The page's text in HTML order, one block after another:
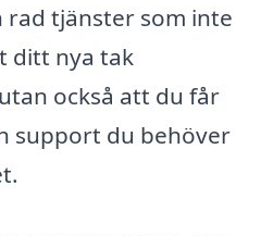
tjänster som inte
ditt nya tak
också att du får
support du behöver